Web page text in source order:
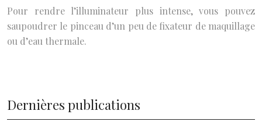
Pour rendre l’illuminateur plus intense, vous pouvez
saupoudrer le pinceau d’un peu de fixateur de maquillage
ou d’eau thermale.
Dernières publications